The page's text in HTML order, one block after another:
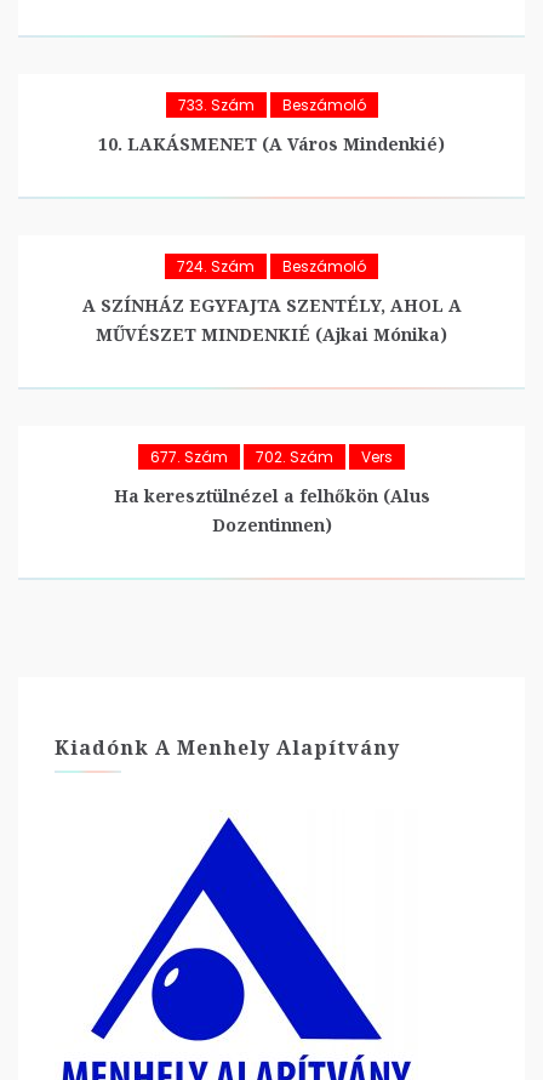
733. Szám Beszámoló
10. LAKÁSMENET (A Város Mindenkié)
724. Szám Beszámoló
A SZÍNHÁZ EGYFAJTA SZENTÉLY, AHOL A
MŰVÉSZET MINDENKIÉ (Ajkai Mónika)
677. Szám 702. Szám Vers
Ha keresztülnézel a felhőkön (Alus
Dozentinnen)
Kiadónk A Menhely Alapítvány